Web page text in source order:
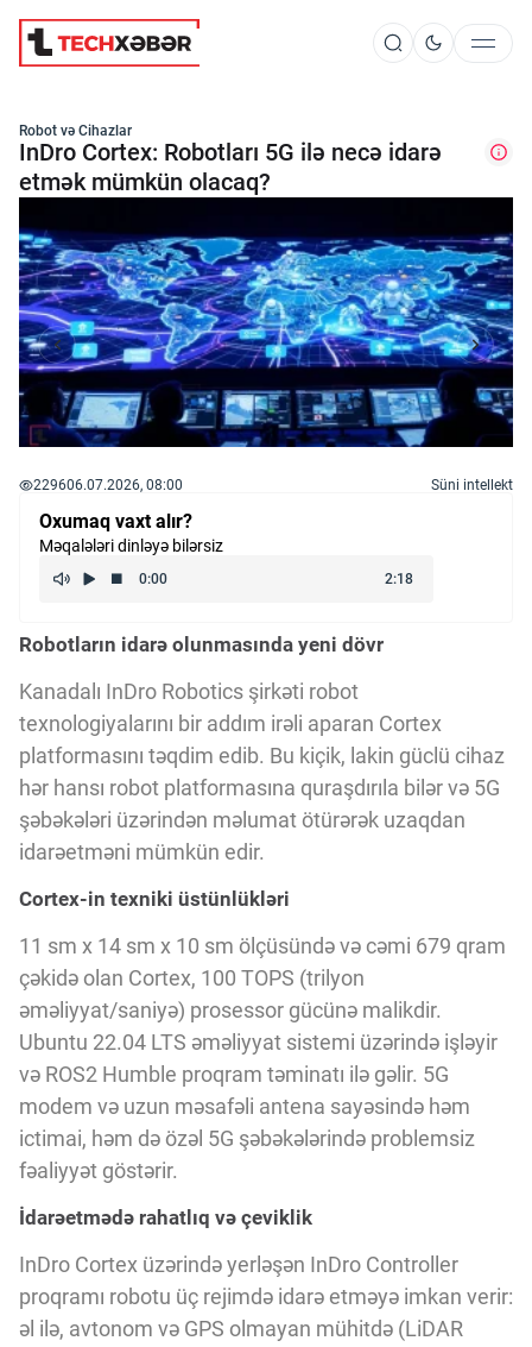
Süni İntellekt
Elm və Kosmos
Texnoloji İnkişaf
İnnovasiya və Startaplar
Robot və Cihazlar
Kriptovalyuta
ÇƏRƏZLƏR SİYASƏTİ
İSTIFADƏ ŞƏRTLƏRİ
MƏXFİLİK SİYASƏTİ
Haqqımızda
Vizyoner Baxışı
Innovasiya Bələdçisi
Gələcəyin Təhlili
Robot və Cihazlar
InDro Cortex: Robotları 5G ilə necə idarə
etmək mümkün olacaq?
229606.07.2026, 08:00 Süni intellekt
Oxumaq vaxt alır?
Məqalələri dinləyə bilərsiz
Robotların idarə olunmasında yeni dövr
Kanadalı InDro Robotics şirkəti robot
texnologiyalarını bir addım irəli aparan Cortex
platformasını təqdim edib. Bu kiçik, lakin güclü cihaz
hər hansı robot platformasına quraşdırıla bilər və 5G
şəbəkələri üzərindən məlumat ötürərək uzaqdan
idarəetməni mümkün edir.
Cortex-in texniki üstünlükləri
11 sm x 14 sm x 10 sm ölçüsündə və cəmi 679 qram
çəkidə olan Cortex, 100 TOPS (trilyon
əməliyyat/saniyə) prosessor gücünə malikdir.
Ubuntu 22.04 LTS əməliyyat sistemi üzərində işləyir
və ROS2 Humble proqram təminatı ilə gəlir. 5G
modem və uzun məsafəli antena sayəsində həm
ictimai, həm də özəl 5G şəbəkələrində problemsiz
fəaliyyət göstərir.
İdarəetmədə rahatlıq və çeviklik
InDro Cortex üzərində yerləşən InDro Controller
proqramı robotu üç rejimdə idarə etməyə imkan verir:
əl ilə, avtonom və GPS olmayan mühitdə (LiDAR